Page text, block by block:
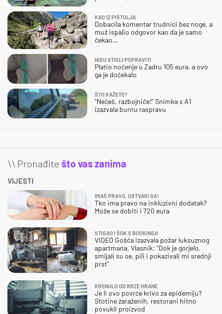
KAO IZ PIŠTOLJA
Dobacila komentar trudnici bez noge, a
muž ispalio odgovor kao da je samo
čekao…
NISU STIGLI POPRAVITI
Platio noćenje u Zadru 105 eura, a ovo
ga je dočekalo
ŠTO KAŽETE?
"Nećeš, razbojniče!" Snimka s A1
izazvala burnu raspravu
\\ Pronađite što vas zanima
VIJESTI
IMAŠ PRAVO, OSTVARI GA!
Tko ima pravo na inkluzivni dodatak?
Može se dobiti i 720 eura
STIGAO I ŠOK S BOOKINGA
VIDEO Gošća izazvala požar luksuznog
apartmana. Vlasnik: "Dok je gorjelo,
smijali su se, pili i pokazivali mi srednji
prst"
KRENULO OD BRZE HRANE
Je li ovo povrće krivo za epidemiju?
Stotine zaraženih, restorani hitno
povukli proizvod